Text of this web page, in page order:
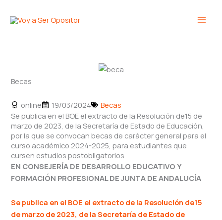
Becas
online 19/03/2024
Becas
Se publica en el BOE el extracto de la Resolución de15 de
marzo de 2023, de la Secretaría de Estado de Educación,
por la que se convocan becas de carácter general para el
curso académico 2024-2025, para estudiantes que
cursen estudios postobligatorios
EN CONSEJERÍA DE DESARROLLO EDUCATIVO Y
FORMACIÓN PROFESIONAL DE JUNTA DE ANDALUCÍA
Se publica en el BOE el extracto de la Resolución de15
de marzo de 2023, de la Secretaría de Estado de